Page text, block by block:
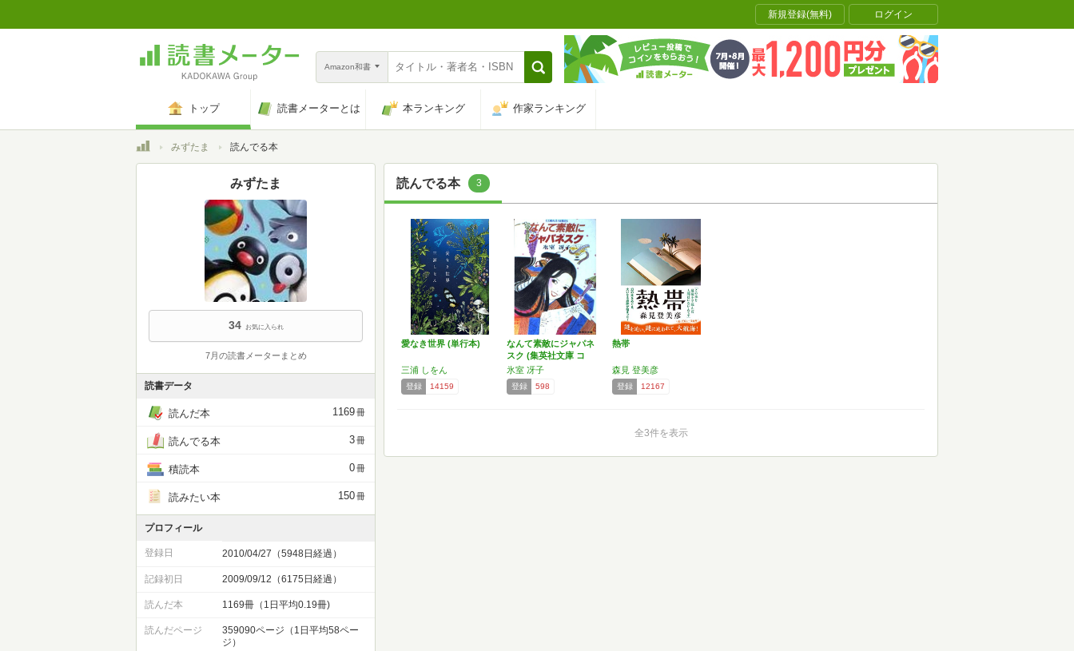
新規登録(無料) ログイン
Amazon和書
トップ 読書メーターとは 本ランキング 作家ランキング
トップみずたま 読んでる本
読んでる本 3
愛なき世界 (単行本)
三浦 しをん
登録 14159
なんて素敵にジャパネ
スク (集英社文庫 コ
バ…
氷室 冴子
登録 598
熱帯
森見 登美彦
登録 12167
全3件を表示
みずたま
34 お気に入られ
7月の読書メーターまとめ
読書データ
読んだ本 1169冊
読んでる本 3冊
積読本 0冊
読みたい本 150冊
プロフィール
登録日 2010/04/27（5948日経過）
記録初日 2009/09/12（6175日経過）
読んだ本 1169冊（1日平均0.19冊)
読んだページ
359090ページ（1日平均58ペー
ジ）